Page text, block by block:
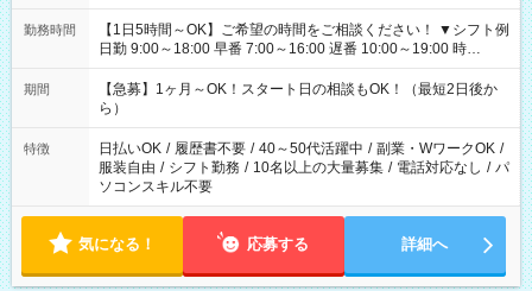
勤務時間
【1日5時間～OK】ご希望の時間をご相談ください！ ▼シフト例
日勤 9:00～18:00 早番 7:00～16:00 遅番 10:00～19:00 時
短 10:00～15:00 上記はあくまで一例です。 「夕方までには帰
宅しておきたい」 「朝はゆっくりのスタートがいい」 「お昼の
時間を有効に使いたい」 など、ご希望があれば教えてください
ね。
期間
【急募】1ヶ月～OK！スタート日の相談もOK！（最短2日後か
ら）
特徴 日払いOK / 履歴書不要 / 40～50代活躍中 / 副業・WワークOK /
服装自由 / シフト勤務 / 10名以上の大量募集 / 電話対応なし / パ
ソコンスキル不要
気になる！ 応募する 詳細へ